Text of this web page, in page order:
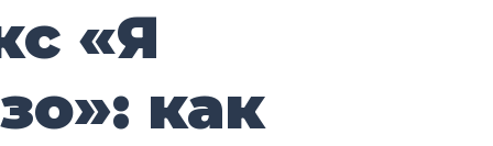
«Я
как